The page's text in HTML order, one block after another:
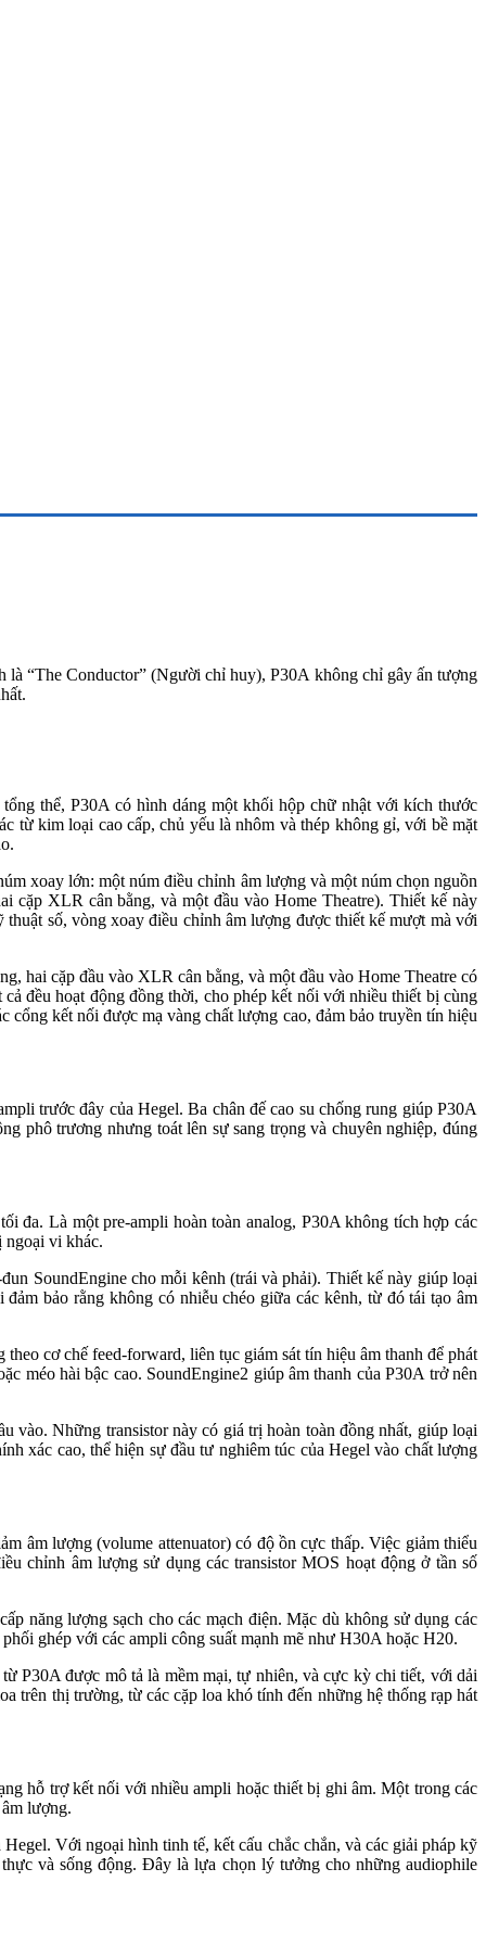
là “The Conductor” (Người chỉ huy), P30A không chỉ gây ấn tượng
thể, P30A có hình dáng một khối hộp chữ nhật với kích thước
từ kim loại cao cấp, chủ yếu là nhôm và thép không gỉ, với bề mặt
xoay lớn: một núm điều chỉnh âm lượng và một núm chọn nguồn
cặp XLR cân bằng, và một đầu vào Home Theatre). Thiết kế này
số, vòng xoay điều chỉnh âm lượng được thiết kế mượt mà với
hai cặp đầu vào XLR cân bằng, và một đầu vào Home Theatre có
đều hoạt động đồng thời, cho phép kết nối với nhiều thiết bị cùng
kết nối được mạ vàng chất lượng cao, đảm bảo truyền tín hiệu
trước đây của Hegel. Ba chân đế cao su chống rung giúp P30A
phô trương nhưng toát lên sự sang trọng và chuyên nghiệp, đúng
đa. Là một pre-ampli hoàn toàn analog, P30A không tích hợp các
ngoại vi khác.
SoundEngine cho mỗi kênh (trái và phải). Thiết kế này giúp loại
bảo rằng không có nhiễu chéo giữa các kênh, từ đó tái tạo âm
cơ chế feed-forward, liên tục giám sát tín hiệu âm thanh để phát
méo hài bậc cao. SoundEngine2 giúp âm thanh của P30A trở nên
vào. Những transistor này có giá trị hoàn toàn đồng nhất, giúp loại
xác cao, thể hiện sự đầu tư nghiêm túc của Hegel vào chất lượng
âm lượng (volume attenuator) có độ ồn cực thấp. Việc giảm thiểu
chỉnh âm lượng sử dụng các transistor MOS hoạt động ở tần số
năng lượng sạch cho các mạch điện. Mặc dù không sử dụng các
ghép với các ampli công suất mạnh mẽ như H30A hoặc H20.
P30A được mô tả là mềm mại, tự nhiên, và cực kỳ chi tiết, với dải
trên thị trường, từ các cặp loa khó tính đến những hệ thống rạp hát
hỗ trợ kết nối với nhiều ampli hoặc thiết bị ghi âm. Một trong các
lượng.
Với ngoại hình tinh tế, kết cấu chắc chắn, và các giải pháp kỹ
và sống động. Đây là lựa chọn lý tưởng cho những audiophile